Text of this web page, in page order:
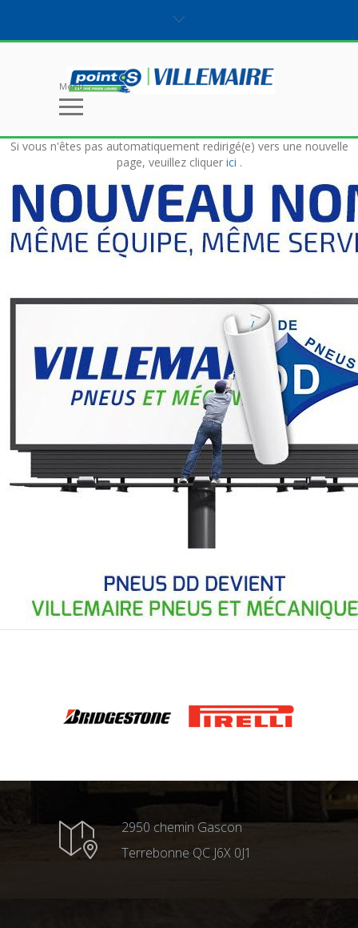
Menu
Si vous n'êtes pas automatiquement redirigé(e) vers une nouvelle
page, veuillez cliquer ici .
2950 chemin Gascon
Terrebonne QC J6X 0J1